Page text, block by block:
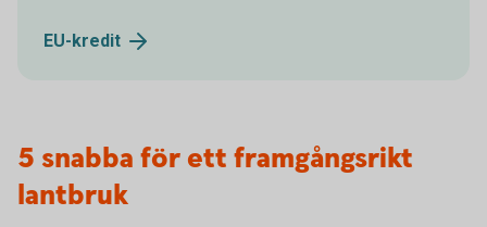
EU-kredit
5 snabba för ett framgångsrikt
lantbruk